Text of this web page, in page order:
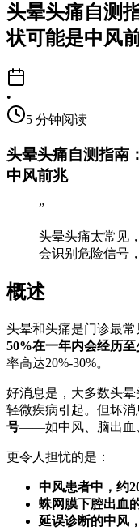
头晕头痛自测
状可能是中风
•
5 分钟阅读
头晕头痛自测指南
中风前兆
”
头晕头痛太常见
会识别危险信号
概述
头晕和头痛是门诊最常
50%在一年内会经历
率高达20%-30%。
好消息是，大多数头
轻微疾病引起。但坏消
号——如中风、脑出血
更令人担忧的是：
中风患者中，约
蛛网膜下腔出血
延误诊断的中风